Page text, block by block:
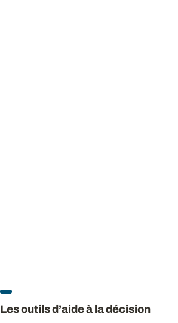
Les outils d’aide à la décision